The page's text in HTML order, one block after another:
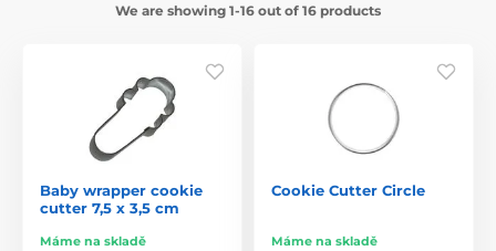
We are showing 1-16 out of 16 products
Baby wrapper cookie
cutter 7,5 x 3,5 cm
Máme na skladě
Cookie Cutter Circle
Máme na skladě